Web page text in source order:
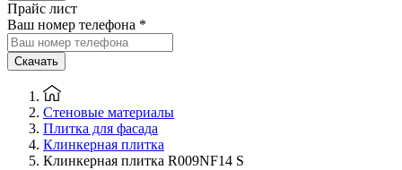
Прайс лист
Ваш номер телефона *
Скачать
Стеновые материалы
Плитка для фасада
Клинкерная плитка
Клинкерная плитка R009NF14 S